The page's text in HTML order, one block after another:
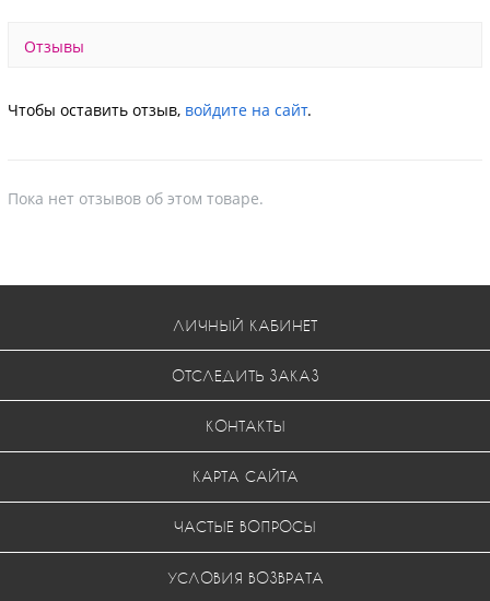
Отзывы
Чтобы оставить отзыв, войдите на сайт.
Пока нет отзывов об этом товаре.
ЛИЧНЫЙ КАБИНЕТ
ОТСЛЕДИТЬ ЗАКАЗ
КОНТАКТЫ
КАРТА САЙТА
ЧАСТЫЕ ВОПРОСЫ
УСЛОВИЯ ВОЗВРАТА